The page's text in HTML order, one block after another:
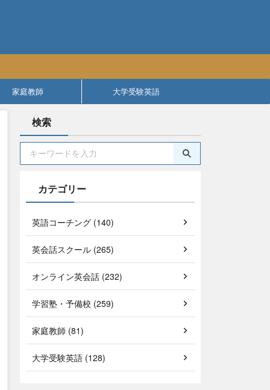
家庭教師 大学受験英語
検索
カテゴリー
英語コーチング (140)
英会話スクール (265)
オンライン英会話 (232)
学習塾・予備校 (259)
家庭教師 (81)
大学受験英語 (128)